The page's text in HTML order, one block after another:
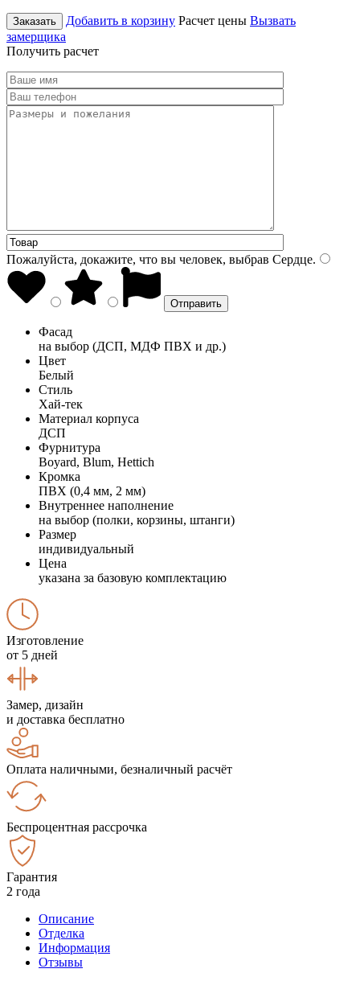
Заказать Добавить в корзину Расчет цены Вызвать
замерщика
Получить расчет
Пожалуйста, докажите, что вы человек, выбрав Сердце.
Фасад
на выбор (ДСП, МДФ ПВХ и др.)
Цвет
Белый
Стиль
Хай-тек
Материал корпуса
ДСП
Фурнитура
Boyard, Blum, Hettich
Кромка
ПВХ (0,4 мм, 2 мм)
Внутреннее наполнение
на выбор (полки, корзины, штанги)
Размер
индивидуальный
Цена
указана за базовую комплектацию
Изготовление
от 5 дней
Замер, дизайн
и доставка бесплатно
Оплата наличными, безналичный расчёт
Беспроцентная рассрочка
Гарантия
2 года
Описание
Отделка
Информация
Отзывы